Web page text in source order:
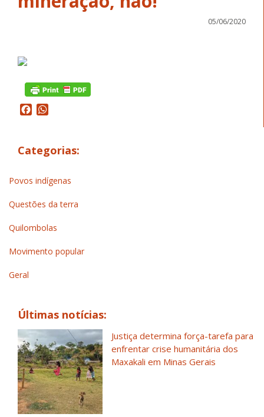
05/06/2020
Facebook
Categorias:
Povos indígenas
Questões da terra
Quilombolas
Movimento popular
Geral
Últimas notícias:
Justiça determina força-tarefa para
enfrentar crise humanitária dos
Maxakali em Minas Gerais